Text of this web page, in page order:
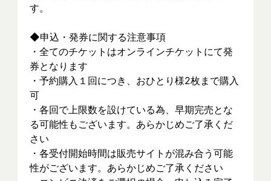
す。
◆申込・発券に関する注意事項
・全てのチケットはオンラインチケットにて発
券となります
・予約購入１回につき、おひとり様2枚まで購入
可
・各回で上限数を設けている為、早期完売とな
る可能性もございます。あらかじめご了承くだ
さい
・各受付開始時間は販売サイトが混み合う可能
性がございます。あらかじめご了承ください